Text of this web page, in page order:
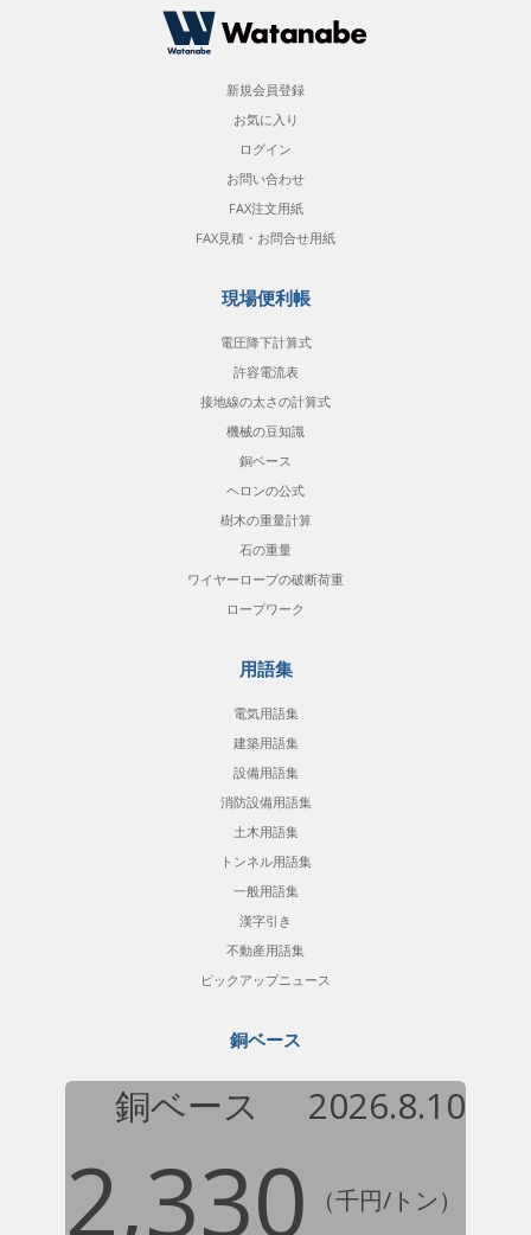
新規会員登録
お気に入り
ログイン
お問い合わせ
FAX注文用紙
FAX見積・お問合せ用紙
現場便利帳
電圧降下計算式
許容電流表
接地線の太さの計算式
機械の豆知識
銅ベース
ヘロンの公式
樹木の重量計算
石の重量
ワイヤーロープの破断荷重
ロープワーク
用語集
電気用語集
建築用語集
設備用語集
消防設備用語集
土木用語集
トンネル用語集
一般用語集
漢字引き
不動産用語集
ピックアップニュース
銅ベース
銅ベース 2026.8.10
2,330 （千円/トン）